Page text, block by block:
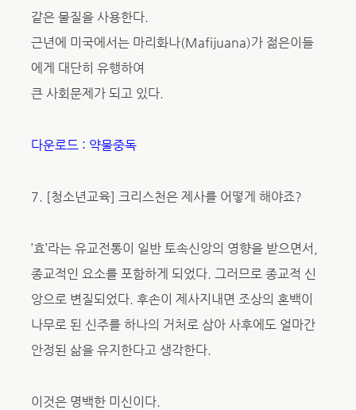
같은 물질을 사용한다.
근년에 미국에서는 마리화나(Mafijuana)가 젊은이들
에게 대단히 유행하여
큰 사회문제가 되고 있다.
다운로드 : 약물중독
7. [청소년교육] 크리스천은 제사를 어떻게 해야죠?
’효’라는 유교전통이 일반 토속신앙의 영향을 받으면서,
종교적인 요소를 포함하게 되었다. 그러므로 종교적 신
앙으로 변질되었다. 후손이 제사지내면 조상의 혼백이
나무로 된 신주를 하나의 거처로 삼아 사후에도 얼마간
안정된 삶을 유지한다고 생각한다.
이것은 명백한 미신이다.